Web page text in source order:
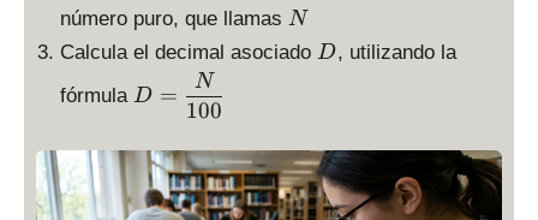
e
\
{
4
número puro, que llamas N
N
Calcula el decimal asociado D
D, utilizando la
fórmula D
=
is
D =
100
N